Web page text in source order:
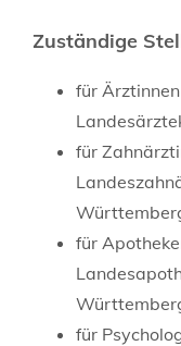
Zuständige
für
für
für
für